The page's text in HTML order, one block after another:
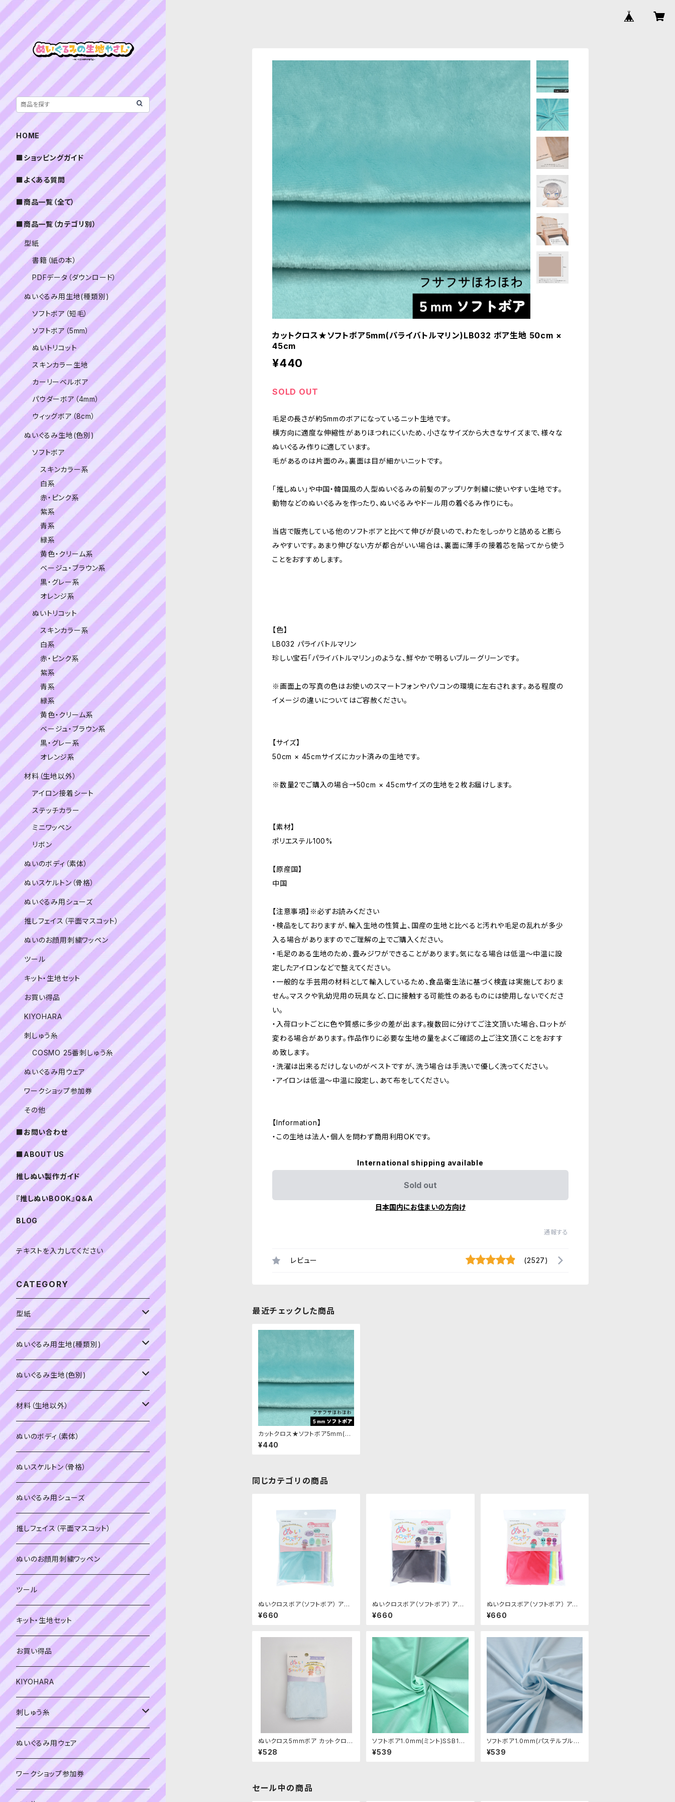
カットクロス★ソフトボア5mm(パライバトルマリン)LB032 ボア生地 50cm ×
45cm
¥440
SOLD OUT
毛足の長さが約5mmのボアになっているニット生地です。
横方向に適度な伸縮性がありほつれにくいため、小さなサイズから大きなサイズまで、様々な
ぬいぐるみ作りに適しています。
毛があるのは片面のみ。裏面は目が細かいニットです。
「推しぬい」や中国・韓国風の人型ぬいぐるみの前髪のアップリケ刺繍に使いやすい生地です。
動物などのぬいぐるみを作ったり、ぬいぐるみやドール用の着ぐるみ作りにも。
当店で販売している他のソフトボアと比べて伸びが良いので、わたをしっかりと詰めると膨ら
みやすいです。あまり伸びない方が都合がいい場合は、裏面に薄手の接着芯を貼ってから使う
ことをおすすめします。
【色】
LB032 パライバトルマリン
珍しい宝石「パライバトルマリン」のような、鮮やかで明るいブルーグリーンです。
※画面上の写真の色はお使いのスマートフォンやパソコンの環境に左右されます。ある程度の
イメージの違いについてはご容赦ください。
【サイズ】
50cm × 45cmサイズにカット済みの生地です。
※数量2でご購入の場合→50cm × 45cmサイズの生地を２枚お届けします。
【素材】
ポリエステル100%
【原産国】
中国
【注意事項】※必ずお読みください
・検品をしておりますが、輸入生地の性質上、国産の生地と比べると汚れや毛足の乱れが多少
入る場合がありますのでご理解の上でご購入ください。
・毛足のある生地のため、畳みジワができることがあります。気になる場合は低温〜中温に設
定したアイロンなどで整えてください。
・一般的な手芸用の材料として輸入しているため、食品衛生法に基づく検査は実施しておりま
せん。マスクや乳幼児用の玩具など、口に接触する可能性のあるものには使用しないでくださ
い。
・入荷ロットごとに色や質感に多少の差が出ます。複数回に分けてご注文頂いた場合、ロットが
変わる場合があります。作品作りに必要な生地の量をよくご確認の上ご注文頂くことをおすす
め致します。
・洗濯は出来るだけしないのがベストですが、洗う場合は手洗いで優しく洗ってください。
・アイロンは低温〜中温に設定し、あて布をしてください。
【Information】
・この生地は法人・個人を問わず商用利用OKです。
International shipping available
Sold out
日本国内にお住まいの方向け
通報する
レビュー (2527)
最近チェックした商品
カットクロス★ソフトボア5mm(パ
ライバトルマリン)LB032 ボア生地
50cm × 45cm
¥440
同じカテゴリの商品
ぬいクロスボア（ソフトボア） アソ
ートセット（パステルカラー）｜清原
株式会社
¥660
ぬいクロスボア（ソフトボア） アソ
ートセット（ニュアンスカラー）｜清
原株式会社
¥660
ぬいクロスボア（ソフトボア） アソ
ートセット（ビビッドカラー）｜清原
株式会社
¥660
ぬいクロス5mmボア カットクロス
（ベビーブルー）｜清原株式会社
¥528
ソフトボア1.0mm(ミント)SSB123
ぬいぐるみ用短毛ボア生地 20cm
¥539
ソフトボア1.0mm(パステルブルー)
SSB115 ぬいぐるみ用短毛ボア生
地 20cm
¥539
セール中の商品
HOME
■ショッピングガイド
■よくある質問
■商品一覧（全て）
■商品一覧（カテゴリ別）
型紙
書籍（紙の本）
PDFデータ（ダウンロード）
ぬいぐるみ用生地(種類別)
ソフトボア（短毛）
ソフトボア（5mm）
ぬいトリコット
スキンカラー生地
カーリーベルボア
パウダーボア（4mm）
ウィッグボア（8cm）
ぬいぐるみ生地(色別)
ソフトボア
スキンカラー系
白系
赤・ピンク系
紫系
青系
緑系
黄色・クリーム系
ベージュ・ブラウン系
黒・グレー系
オレンジ系
ぬいトリコット
スキンカラー系
白系
赤・ピンク系
紫系
青系
緑系
黄色・クリーム系
ベージュ・ブラウン系
黒・グレー系
オレンジ系
材料（生地以外）
アイロン接着シート
ステッチカラー
ミニワッペン
リボン
ぬいのボディ（素体）
ぬいスケルトン（骨格）
ぬいぐるみ用シューズ
推しフェイス（平面マスコット）
ぬいのお顔用刺繍ワッペン
ツール
キット・生地セット
お買い得品
KIYOHARA
刺しゅう糸
COSMO 25番刺しゅう糸
ぬいぐるみ用ウェア
ワークショップ参加券
その他
■お問い合わせ
■ABOUT US
推しぬい製作ガイド
『推しぬいBOOK』Q＆A
BLOG
テキストを入力してください
CATEGORY
型紙
書籍（紙の本）
PDFデータ（ダウンロード）
ぬいぐるみ用生地(種類別)
ソフトボア（短毛）
ソフトボア（5mm）
ぬいトリコット
スキンカラー生地
カーリーベルボア
パウダーボア（4mm）
ウィッグボア（8cm）
ぬいぐるみ生地(色別)
ソフトボア
スキンカラー系
白系
赤・ピンク系
紫系
青系
緑系
黄色・クリーム系
ベージュ・ブラウン系
黒・グレー系
オレンジ系
ぬいトリコット
スキンカラー系
白系
赤・ピンク系
紫系
青系
緑系
黄色・クリーム系
ベージュ・ブラウン系
黒・グレー系
オレンジ系
材料（生地以外）
アイロン接着シート
ステッチカラー
ミニワッペン
リボン
ぬいのボディ（素体）
ぬいスケルトン（骨格）
ぬいぐるみ用シューズ
推しフェイス（平面マスコット）
ぬいのお顔用刺繍ワッペン
ツール
キット・生地セット
お買い得品
KIYOHARA
刺しゅう糸
COSMO 25番刺しゅう糸
ぬいぐるみ用ウェア
ワークショップ参加券